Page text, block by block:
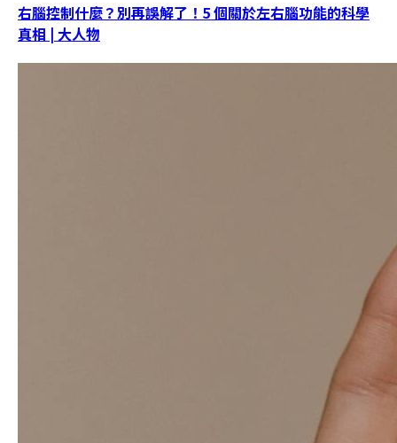
右腦控制什麼？別再誤解了！5 個關於左右腦功能的科學
真相 | 大人物